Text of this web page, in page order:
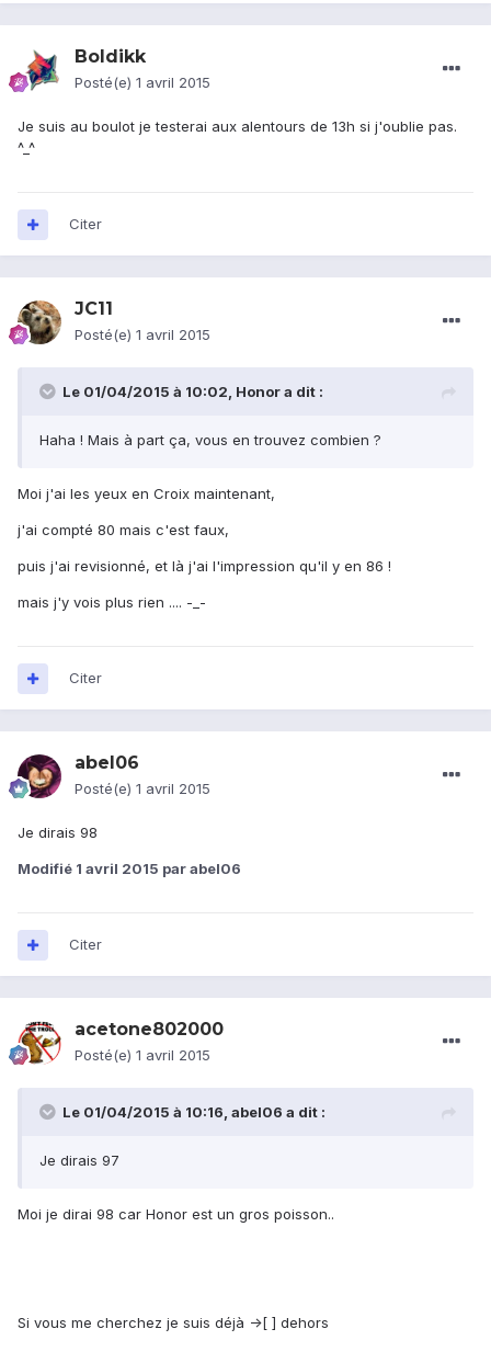
Boldikk
Posté(e) 1 avril 2015
Je suis au boulot je testerai aux alentours de 13h si j'oublie pas.
^_^
Citer
JC11
Posté(e) 1 avril 2015
Le 01/04/2015 à 10:02, Honor a dit :
Haha ! Mais à part ça, vous en trouvez combien ?
Moi j'ai les yeux en Croix maintenant,
j'ai compté 80 mais c'est faux,
puis j'ai revisionné, et là j'ai l'impression qu'il y en 86 !
mais j'y vois plus rien .... -_-
Citer
abel06
Posté(e) 1 avril 2015
Je dirais 98
Modifié 1 avril 2015 par abel06
Citer
acetone802000
Posté(e) 1 avril 2015
Le 01/04/2015 à 10:16, abel06 a dit :
Je dirais 97
Moi je dirai 98 car Honor est un gros poisson..
Si vous me cherchez je suis déjà ->[ ] dehors